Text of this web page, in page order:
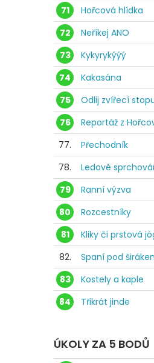
71
Hořcová hlídka
72
Neříkej ANO
73
Kykyrykýýý
74
Kakasána
75
Odlij zvířecí
76
Reportáž z
77.
Přechodník
78.
Ledové
79
Ranní výzva
80
Rozcestníky
81
Kliky či prstová
82.
Spaní pod
83
Kostely a kaple
84
Třikrát jinde
ÚKOLY ZA 5 BODŮ